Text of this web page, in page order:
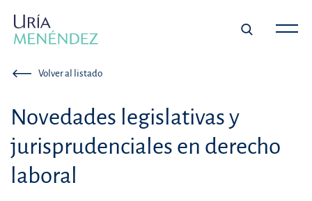
Volver al listado
Novedades legislativas y
jurisprudenciales en derecho
laboral